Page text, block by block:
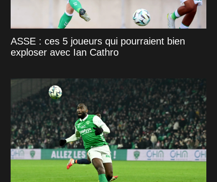
ASSE : ces 5 joueurs qui pourraient bien
exploser avec Ian Cathro